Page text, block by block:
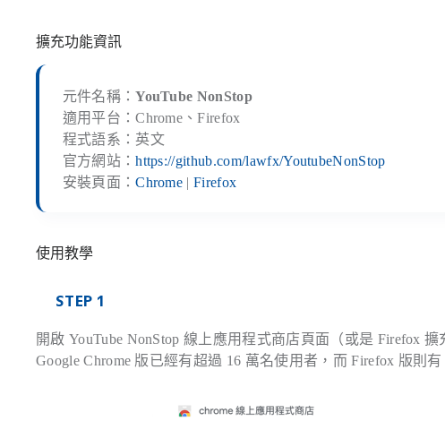
擴充功能資訊
元件名稱：YouTube NonStop
適用平台：Chrome、Firefox
程式語系：英文
官方網站：https://github.com/lawfx/YoutubeNonStop
安裝頁面：Chrome |Firefox
使用教學
STEP 1
開啟 YouTube NonStop 線上應用程式商店頁面（或是 Firefox
Google Chrome 版已經有超過 16 萬名使用者，而 Firefox 版則有